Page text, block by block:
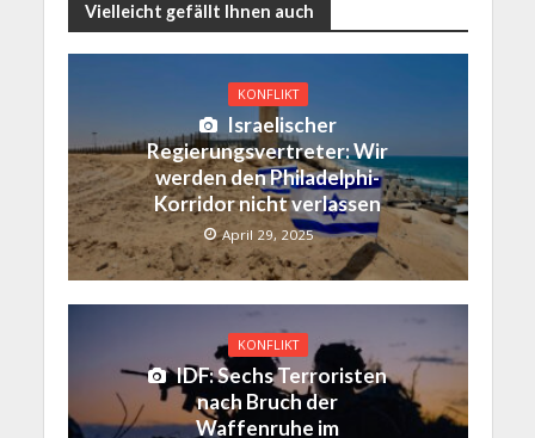
Vielleicht gefällt Ihnen auch
KONFLIKT
Israelischer
Regierungsvertreter: Wir
werden den Philadelphi-
Korridor nicht verlassen
April 29, 2025
KONFLIKT
IDF: Sechs Terroristen
nach Bruch der
Waffenruhe im